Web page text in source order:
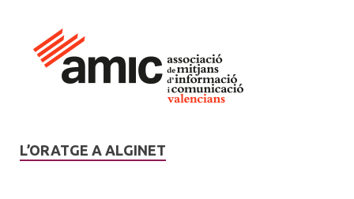
L’ORATGE A ALGINET